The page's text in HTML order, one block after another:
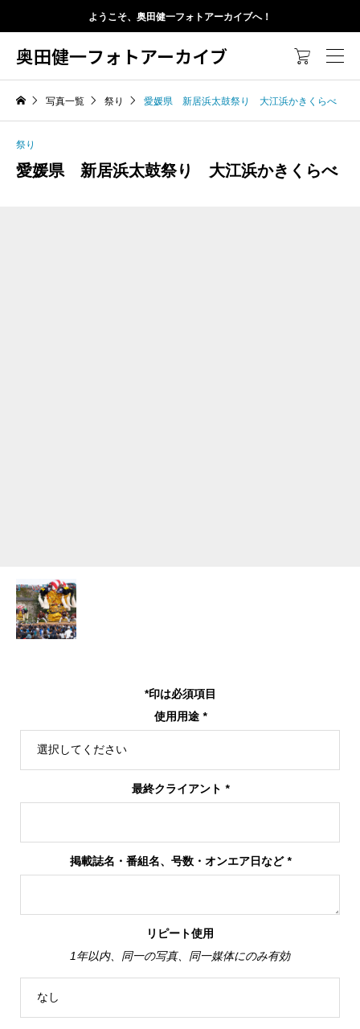
ようこそ、奥田健一フォトアーカイブへ！
奥田健一フォトアーカイブ 
写真一覧 祭り 愛媛県 新居浜太鼓祭り 大江浜かきくらべ
祭り
愛媛県 新居浜太鼓祭り 大江浜かきくらべ
*印は必須項目
使用用途 *
最終クライアント *
掲載誌名・番組名、号数・オンエア日など*
リピート使用
1年以内、同一の写真、同一媒体にのみ有効